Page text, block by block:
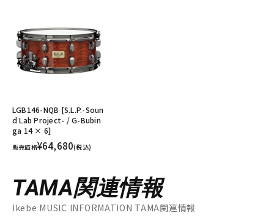
LGB146-NQB [S.L.P.-Soun
d Lab Project- / G-Bubin
ga 14 × 6]
販売価格¥64,680(税込)
TAMA関連情報
Ikebe MUSIC INFORMATION TAMA関連情報